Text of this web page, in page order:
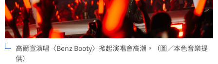
高爾宣演唱〈Benz Booty〉掀起演唱會高潮。（圖／本色音樂提
供）